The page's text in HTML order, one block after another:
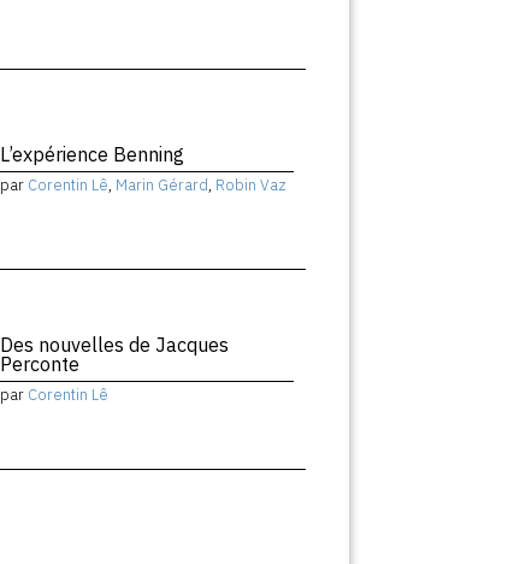
L’expérience Benning
par Corentin Lê, Marin Gérard, Robin Vaz
Des nouvelles de Jacques
Perconte
par Corentin Lê